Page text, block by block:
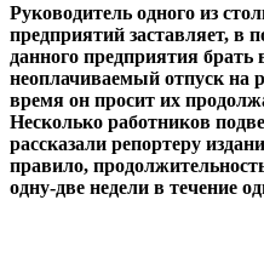
Руководитель одного из
предприятий заставляет, в
данного предприятия брать
неоплачиваемый отпуск на
время он просит их
Несколько работников
рассказали репортеру
правило,
одну-две недели в течение